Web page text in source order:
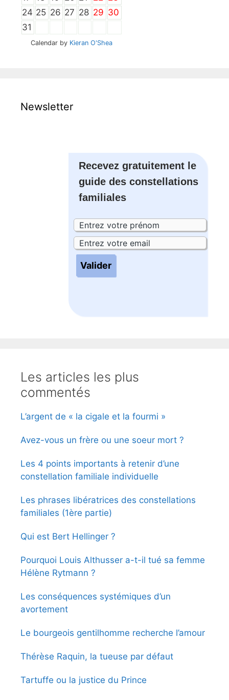
24 25 26 27 28 29 30
31
Calendar by Kieran O'Shea
Newsletter
Recevez gratuitement le
guide des constellations
familiales
Les articles les plus
commentés
L’argent de « la cigale et la fourmi »
Avez-vous un frère ou une soeur mort ?
Les 4 points importants à retenir d’une
constellation familiale individuelle
Les phrases libératrices des constellations
familiales (1ère partie)
Qui est Bert Hellinger ?
Pourquoi Louis Althusser a-t-il tué sa femme
Hélène Rytmann ?
Les conséquences systémiques d’un
avortement
Le bourgeois gentilhomme recherche l’amour
Thérèse Raquin, la tueuse par défaut
Tartuffe ou la justice du Prince